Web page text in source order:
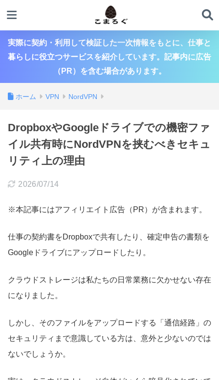
実際に契約・利用して検証した一次情報をもとに、仕事と
暮らしに役立つサービスを紹介しています。記事内に広告
（PR）を含む場合があります。
ホーム VPN NordVPN
DropboxやGoogleドライブでの機密ファ
イル共有時にNordVPNを挟むべきセキュ
リティ上の理由
2026/07/14
※本記事にはアフィリエイト広告（PR）が含まれます。
仕事の契約書をDropboxで共有したり、確定申告の書類を
Googleドライブにアップロードしたり。
クラウドストレージは私たちの日常業務に欠かせない存在
になりました。
しかし、そのファイルをアップロードする「通信経路」の
セキュリティまで意識している方は、意外と少ないのでは
ないでしょうか。